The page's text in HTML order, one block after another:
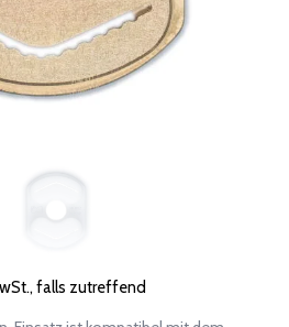
falls zutreffend